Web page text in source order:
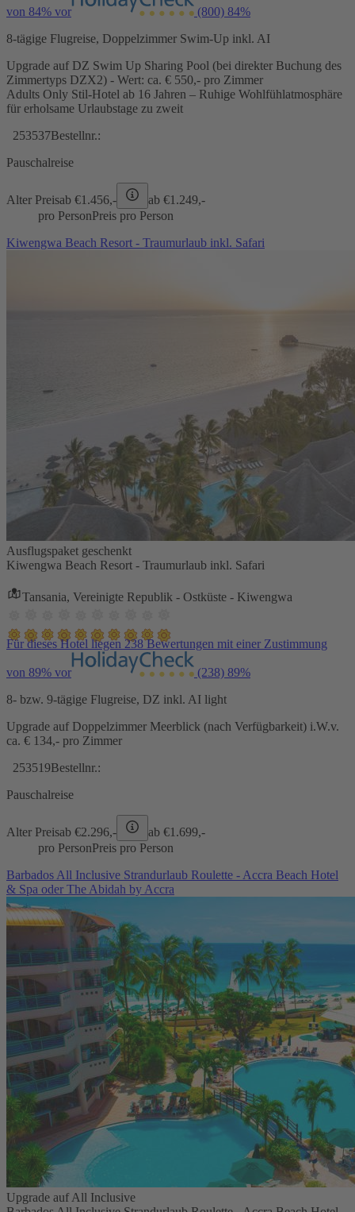
von 84% vor (800) 84%
8-tägige Flugreise, Doppelzimmer Swim-Up inkl. AI
Upgrade auf DZ Swim Up Sharing Pool (bei direkter Buchung des
Zimmertyps DZX2) - Wert: ca. € 550,- pro Zimmer
Adults Only Stil-Hotel ab 16 Jahren – Ruhige Wohlfühlatmosphäre
für erholsame Urlaubstage zu zweit
253537Bestellnr.:
Pauschalreise
Alter Preisab €1.456,- ab €1.249,-
pro PersonPreis pro Person
Kiwengwa Beach Resort - Traumurlaub inkl. Safari
Ausflugspaket geschenkt
Kiwengwa Beach Resort - Traumurlaub inkl. Safari
Tansania, Vereinigte Republik - Ostküste - Kiwengwa
Für dieses Hotel liegen 238 Bewertungen mit einer Zustimmung
von 89% vor (238) 89%
8- bzw. 9-tägige Flugreise, DZ inkl. AI light
Upgrade auf Doppelzimmer Meerblick (nach Verfügbarkeit) i.W.v.
ca. € 134,- pro Zimmer
253519Bestellnr.:
Pauschalreise
Alter Preisab €2.296,- ab €1.699,-
pro PersonPreis pro Person
Barbados All Inclusive Strandurlaub Roulette - Accra Beach Hotel
& Spa oder The Abidah by Accra
Upgrade auf All Inclusive